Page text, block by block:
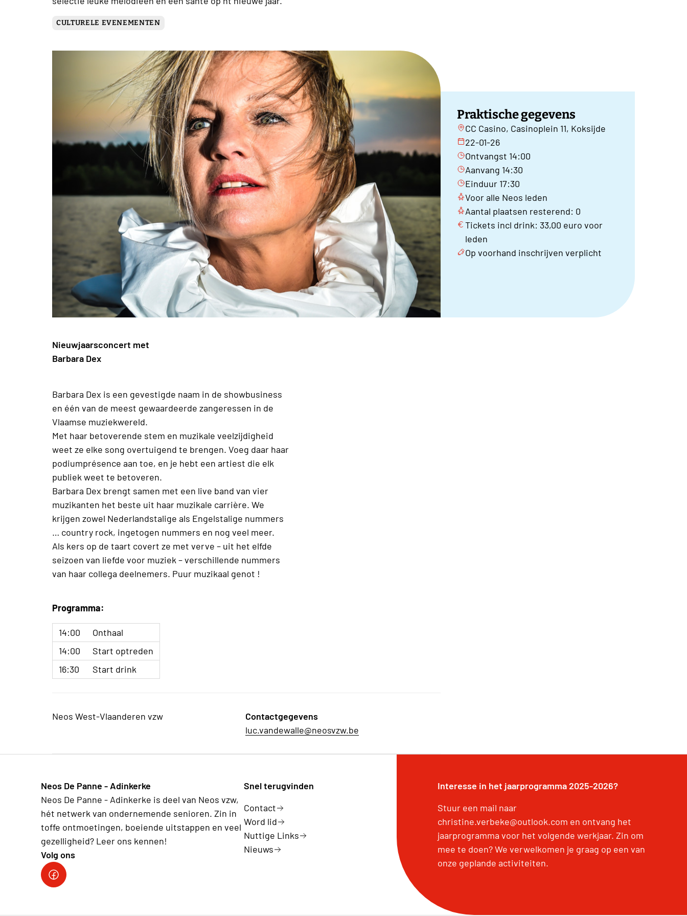
CULTURELE EVENEMENTEN
Praktische gegevens
CC Casino, Casinoplein 11, Koksijde
22-01-26
Ontvangst 14:00
Aanvang 14:30
Einduur 17:30
Voor alle Neos leden
Aantal plaatsen resterend: 0
Tickets incl drink: 33,00 euro voor
leden
Op voorhand inschrijven verplicht
Nieuwjaarsconcert met
Barbara Dex
Barbara Dex is een gevestigde naam in de showbusiness
en één van de meest gewaardeerde zangeressen in de
Vlaamse muziekwereld.
Met haar betoverende stem en muzikale veelzijdigheid
weet ze elke song overtuigend te brengen. Voeg daar haar
podiumprésence aan toe, en je hebt een artiest die elk
publiek weet te betoveren.
Barbara Dex brengt samen met een live band van vier
muzikanten het beste uit haar muzikale carrière. We
krijgen zowel Nederlandstalige als Engelstalige nummers
… country rock, ingetogen nummers en nog veel meer.
Als kers op de taart covert ze met verve – uit het elfde
seizoen van liefde voor muziek – verschillende nummers
van haar collega deelnemers. Puur muzikaal genot !
Programma:
14:00
Onthaal
14:00
Start optreden
16:30
Start drink
Neos West-Vlaanderen vzw
Contactgegevens
luc.vandewalle@neosvzw.be
Neos De Panne - Adinkerke
Neos De Panne - Adinkerke is deel van Neos vzw,
hét netwerk van ondernemende senioren. Zin in
toffe ontmoetingen, boeiende uitstappen en veel
gezelligheid? Leer ons kennen!
Volg ons
Facebookpagina Neos De Panne - Adinkerke
Snel terugvinden
Contact
Word lid
Nuttige Links
Nieuws
Interesse in het jaarprogramma 2025-2026?
Stuur een mail naar
christine.verbeke@outlook.com en ontvang het
jaarprogramma voor het volgende werkjaar. Zin om
mee te doen? We verwelkomen je graag op een van
onze geplande activiteiten.